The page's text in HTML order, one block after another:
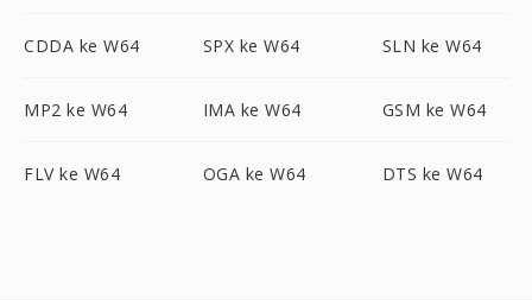
CDDA ke W64 SPX ke W64 SLN ke W64
MP2 ke W64 IMA ke W64 GSM ke W64
FLV ke W64 OGA ke W64 DTS ke W64